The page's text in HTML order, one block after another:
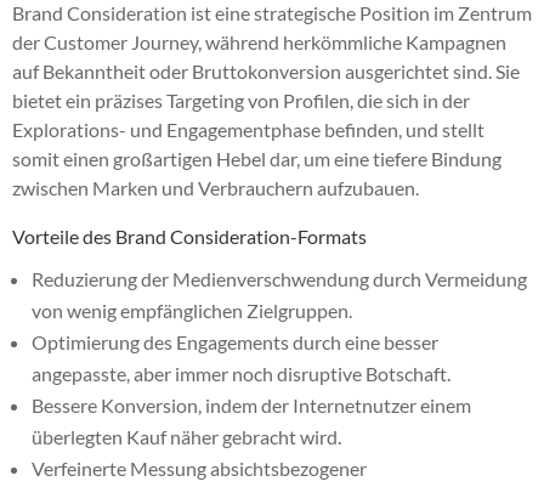
Brand Consideration ist eine strategische Position im Zentrum
der Customer Journey, während herkömmliche Kampagnen
auf Bekanntheit oder Bruttokonversion ausgerichtet sind. Sie
bietet ein präzises Targeting von Profilen, die sich in der
Explorations- und Engagementphase befinden, und stellt
somit einen großartigen Hebel dar, um eine tiefere Bindung
zwischen Marken und Verbrauchern aufzubauen.
Vorteile des Brand Consideration-Formats
Reduzierung der Medienverschwendung durch Vermeidung
von wenig empfänglichen Zielgruppen.
Optimierung des Engagements durch eine besser
angepasste, aber immer noch disruptive Botschaft.
Bessere Konversion, indem der Internetnutzer einem
überlegten Kauf näher gebracht wird.
Verfeinerte Messung absichtsbezogener